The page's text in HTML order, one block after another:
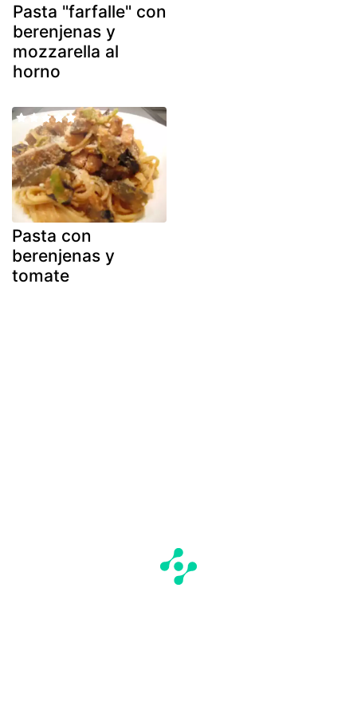
Pasta "farfalle" con
berenjenas y
mozzarella al
horno
Pasta con
berenjenas y
tomate